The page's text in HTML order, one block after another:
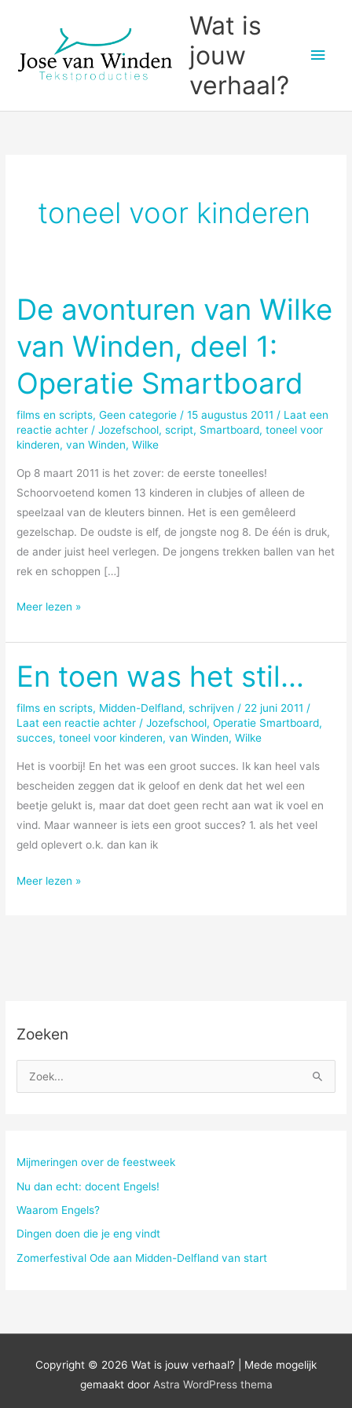
inhoud
Wat is
jouw
verhaal?
toneel voor kinderen
De avonturen van Wilke
van Winden, deel 1:
Operatie Smartboard
films en scripts,Geen categorie /15 augustus 2011 / Laat een
reactie achter /Jozefschool,script, Smartboard,toneel voor
kinderen,van Winden,Wilke
Op 8 maart 2011 is het zover: de eerste toneelles!
Schoorvoetend komen 13 kinderen in clubjes of alleen de
speelzaal van de kleuters binnen. Het is een gemêleerd
gezelschap. De oudste is elf, de jongste nog 8. De één is druk,
de ander juist heel verlegen. De jongens trekken ballen van het
rek en schoppen […]
De
van
Wilke
van
Winden,
deel
1:
Operatie
Smartboard
Meer lezen »
En toen was het stil…
films en scripts, Midden-Delfland,schrijven / 22 juni 2011/
Laat een reactie achter /Jozefschool,Operatie Smartboard,
succes,toneel voor kinderen,van Winden,Wilke
Het is voorbij! En het was een groot succes. Ik kan heel vals
bescheiden zeggen dat ik geloof en denk dat het wel een
beetje gelukt is, maar dat doet geen recht aan wat ik voel en
vind. Maar wanneer is iets een groot succes? 1. als het veel
geld oplevert o.k. dan kan ik
En
Meer lezen »
Zoeken
o
r
:
Mijmeringen over de feestweek
Nu dan echt: docent Engels!
Waarom Engels?
Dingen doen die je eng vindt
Zomerfestival Ode aan Midden-Delfland van start
Copyright © 2026 Wat is jouw verhaal? | Mede mogelijk
gemaakt door Astra WordPress thema